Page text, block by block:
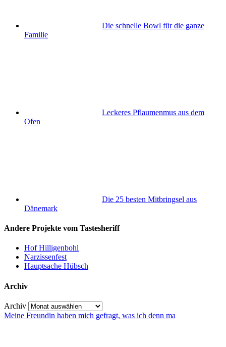
Die schnelle Bowl für die ganze
Familie
Leckeres Pflaumenmus aus dem
Ofen
Die 25 besten Mitbringsel aus
Dänemark
Andere Projekte vom Tastesheriff
Hof Hilligenbohl
Narzissenfest
Hauptsache Hübsch
Archiv
Archiv
Meine Freundin haben mich gefragt, was ich denn ma